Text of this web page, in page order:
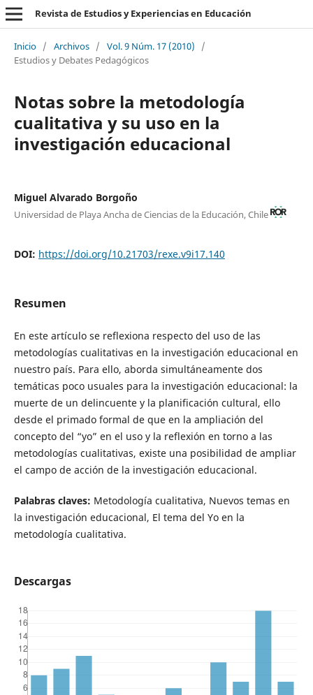
Revista de Estudios y Experiencias en Educación
Inicio / Archivos / Vol. 9 Núm. 17 (2010)
/
Estudios y Debates Pedagógicos
Notas sobre la metodología
cualitativa y su uso en la
investigación educacional
Miguel Alvarado Borgoño
Universidad de Playa Ancha de Ciencias de la Educación, Chile
DOI: https://doi.org/10.21703/rexe.v9i17.140
Resumen
En este artículo se reflexiona respecto del uso de las
metodologías cualitativas en la investigación educacional en
nuestro país. Para ello, aborda simultáneamente dos
temáticas poco usuales para la investigación educacional: la
muerte de un delincuente y la planificación cultural, ello
desde el primado formal de que en la ampliación del
concepto del “yo” en el uso y la reflexión en torno a las
metodologías cualitativas, existe una posibilidad de ampliar
el campo de acción de la investigación educacional.
Palabras claves: Metodología cualitativa, Nuevos temas en
la investigación educacional, El tema del Yo en la
metodología cualitativa.
Descargas